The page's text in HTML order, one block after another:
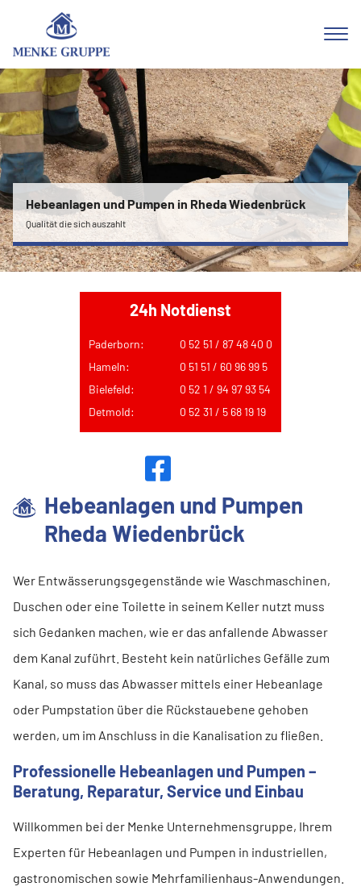
Hebeanlagen und Pumpen in Rheda Wiedenbrück
Qualität die sich auszahlt
24h Notdienst
Paderborn:
Hameln:
Bielefeld:
Detmold:
0 52 51 / 87 48 40 0
0 51 51 / 60 96 99 5
0 52 1 / 94 97 93 54
0 52 31 / 5 68 19 19
Hebeanlagen und Pumpen
Rheda Wiedenbrück
Wer Entwässerungsgegenstände wie Waschmaschinen,
Duschen oder eine Toilette in seinem Keller nutzt muss
sich Gedanken machen, wie er das anfallende Abwasser
dem Kanal zuführt. Besteht kein natürliches Gefälle zum
Kanal, so muss das Abwasser mittels einer Hebeanlage
oder Pumpstation über die Rückstauebene gehoben
werden, um im Anschluss in die Kanalisation zu fließen.
Professionelle Hebeanlagen und Pumpen –
Beratung, Reparatur, Service und Einbau
Willkommen bei der Menke Unternehmensgruppe, Ihrem
Experten für Hebeanlagen und Pumpen in industriellen,
gastronomischen sowie Mehrfamilienhaus-Anwendungen.